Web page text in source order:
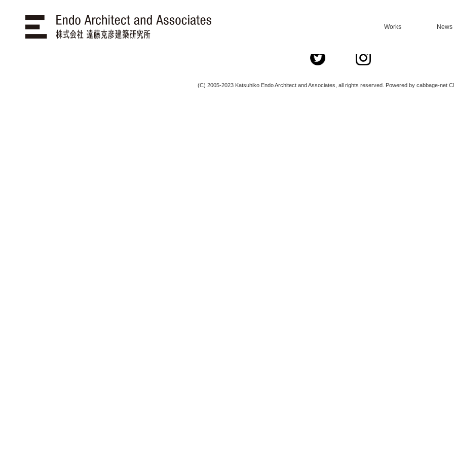
Works News
ご希望のページは、削除されたか、一時的に見ることができないようです。
(C) 2005-2023 Katsuhiko Endo Architect and Associates, all rights reserved. Powered by cabbage-net